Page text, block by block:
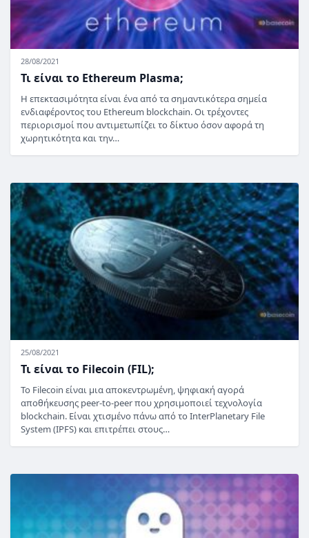
28/08/2021
Τι είναι το Ethereum Plasma;
Η επεκτασιμότητα είναι ένα από τα σημαντικότερα σημεία
ενδιαφέροντος του Ethereum blockchain. Οι τρέχοντες
περιορισμοί που αντιμετωπίζει το δίκτυο όσον αφορά τη
χωρητικότητα και την…
25/08/2021
Τι είναι το Filecoin (FIL);
Το Filecoin είναι μια αποκεντρωμένη, ψηφιακή αγορά
αποθήκευσης peer-to-peer που χρησιμοποιεί τεχνολογία
blockchain. Είναι χτισμένο πάνω από το InterPlanetary File
System (IPFS) και επιτρέπει στους…